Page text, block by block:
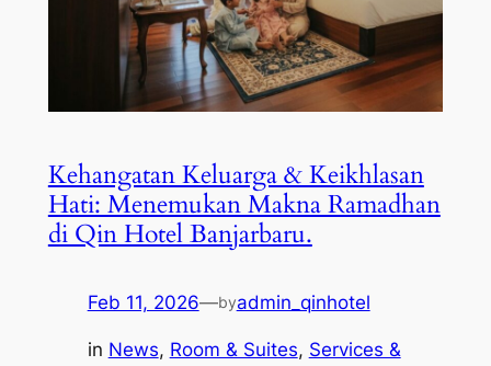
Kehangatan Keluarga & Keikhlasan
Hati: Menemukan Makna Ramadhan
di Qin Hotel Banjarbaru.
Feb 11, 2026—byadmin_qinhotel
in News, Room & Suites, Services &